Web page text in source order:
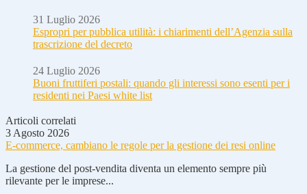
31 Luglio 2026
Espropri per pubblica utilità: i chiarimenti dell’Agenzia sulla
trascrizione del decreto
24 Luglio 2026
Buoni fruttiferi postali: quando gli interessi sono esenti per i
residenti nei Paesi white list
Articoli correlati
3 Agosto 2026
E-commerce, cambiano le regole per la gestione dei resi online
La gestione del post-vendita diventa un elemento sempre più
rilevante per le imprese...